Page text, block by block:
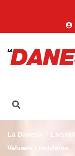
La Danesa Livsstil
Velvære i fødderne